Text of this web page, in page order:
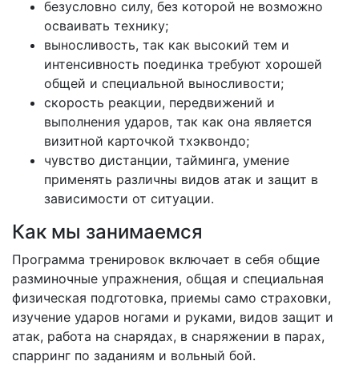
безусловно силу, без которой не возможно
осваивать технику;
выносливость, так как высокий тем и
интенсивность поединка требуют хорошей
общей и специальной выносливости;
скорость реакции, передвижений и
выполнения ударов, так как она является
визитной карточкой тхэквондо;
чувство дистанции, тайминга, умение
применять различны видов атак и защит в
зависимости от ситуации.
Как мы занимаемся
Программа тренировок включает в себя общие
разминочные упражнения, общая и специальная
физическая подготовка, приемы само страховки,
изучение ударов ногами и руками, видов защит и
атак, работа на снарядах, в снаряжении в парах,
спарринг по заданиям и вольный бой.